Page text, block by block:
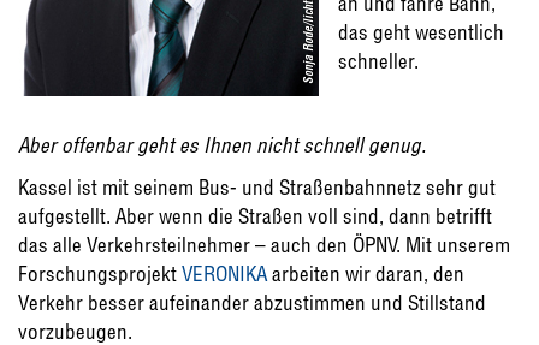
das geht wesentlich
schneller.
Aber offenbar geht es Ihnen nicht schnell genug.
Kassel ist mit seinem Bus- und Straßenbahnnetz sehr gut
aufgestellt. Aber wenn die Straßen voll sind, dann betrifft
das alle Verkehrsteilnehmer – auch den ÖPNV. Mit unserem
ForschungsprojektVERONIKAarbeiten wir daran, den
Verkehr besser aufeinander abzustimmen und Stillstand
vorzubeugen.